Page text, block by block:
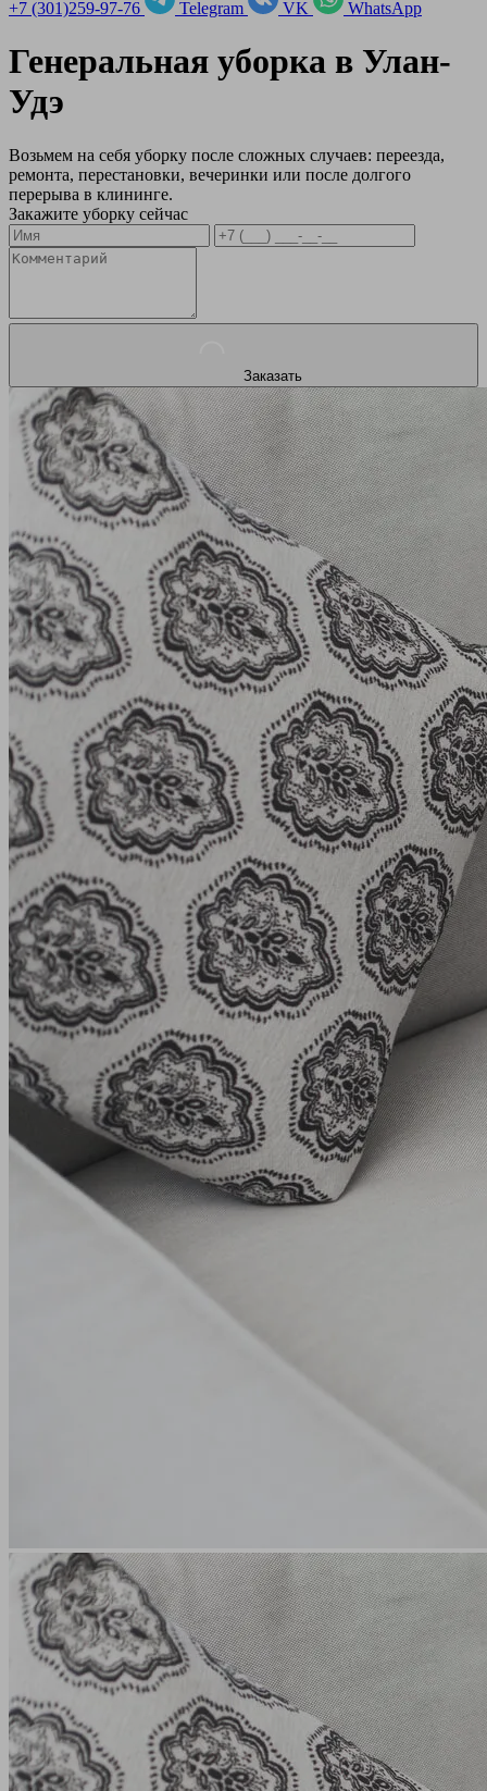
+7 (301)259-97-76 Telegram VK WhatsApp
Генеральная уборка в Улан-
Удэ
Возьмем на себя уборку после сложных случаев: переезда,
ремонта, перестановки, вечеринки или после долгого
перерыва в клининге.
Закажите уборку сейчас
Заказать